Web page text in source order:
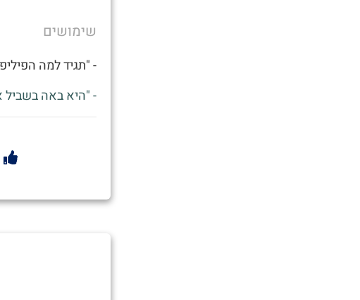
שימושים
- "תגיד למה
- "היא באה בשביל